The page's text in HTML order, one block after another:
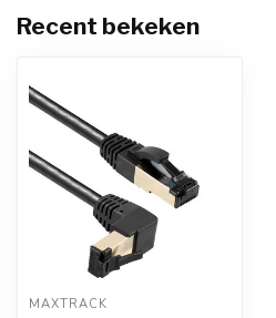
Recent bekeken
MAXTRACK